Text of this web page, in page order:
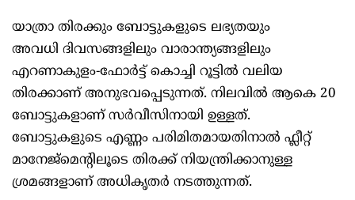
യാത്രാ തിരക്കും ബോട്ടുകളുടെ ലഭ്യതയും
അവധി ദിവസങ്ങളിലും വാരാന്ത്യങ്ങളിലും
എറണാകുളം-ഫോർട്ട് കൊച്ചി റൂട്ടിൽ വലിയ
തിരക്കാണ് അനുഭവപ്പെടുന്നത്. നിലവിൽ ആകെ 20
ബോട്ടുകളാണ് സർവീസിനായി ഉള്ളത്.
ബോട്ടുകളുടെ എണ്ണം പരിമിതമായതിനാൽ ഫ്ലീറ്റ്
മാനേജ്‌മെന്റിലൂടെ തിരക്ക് നിയന്ത്രിക്കാനുള്ള
ശ്രമങ്ങളാണ് അധികൃതര്‍ നടത്തുന്നത്.